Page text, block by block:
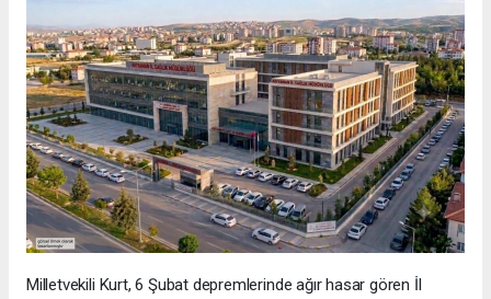
Milletvekili Kurt, 6 Şubat depremlerinde ağır hasar gören İl